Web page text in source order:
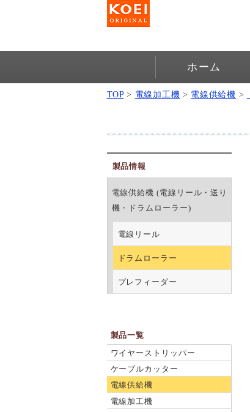
ホーム
TOP> 電線加工機 > 電線供給機 >
製品情報
電線供給機 (電線リール・送り
機・ドラムローラー)
電線リール
ドラムローラー
プレフィーダー
製品一覧
ワイヤーストリッパー
ケーブルカッター
電線供給機
電線加工機